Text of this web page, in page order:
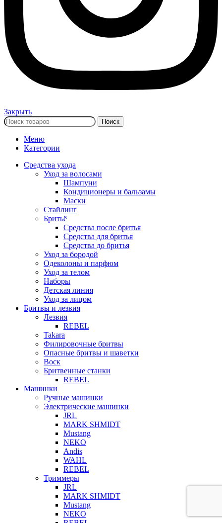
Закрыть
Поиск
Меню
Категории
Средства ухода
Уход за волосами
Шампуни
Кондиционеры и бальзамы
Маски
Стайлинг
Бритьё
Средства после бритья
Средства для бритья
Средства до бритья
Уход за бородой
Одеколоны и парфюм
Уход за телом
Наборы
Детская линия
Уход за лицом
Бритвы и лезвия
Лезвия
REBEL
Takara
Филировочные бритвы
Опасные бритвы и шаветки
Воск
Бритвенные станки
REBEL
Машинки
Ручные машинки
Электрические машинки
JRL
MARK SHMIDT
Mustang
NEKO
Andis
WAHL
REBEL
Триммеры
JRL
MARK SHMIDT
Mustang
NEKO